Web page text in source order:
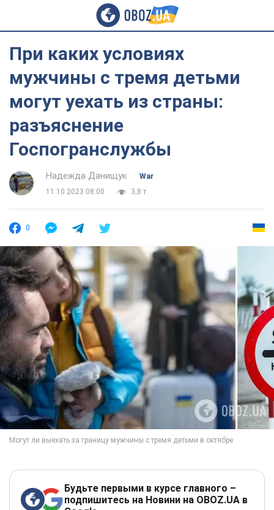
При каких условиях
мужчины с тремя детьми
могут уехать из страны:
разъяснение
Госпогранслужбы
Надежда Данищук
War
11.10.2023 08:00
3,8 т.
0
Будьте первыми в курсе главного –
подпишитесь на Новини на OBOZ.UA в